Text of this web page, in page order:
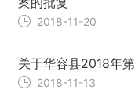
2018-11-20
关于华容县2018年
2018-11-13